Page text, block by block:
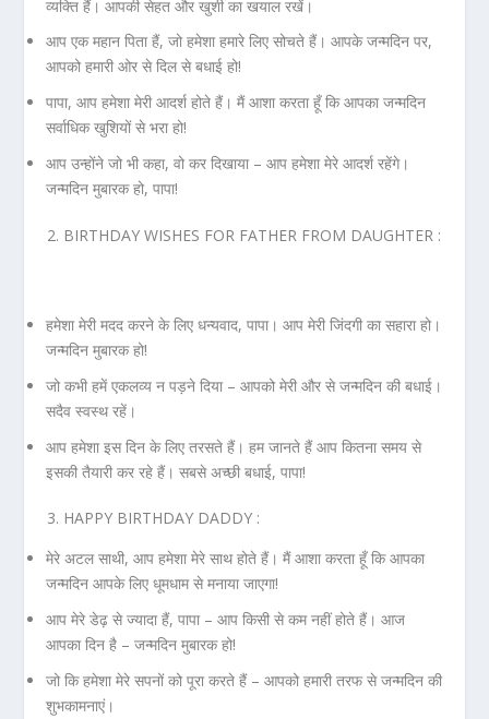
व्यक्ति हैं। आपकी सेहत और खुशी का खयाल रखें।
आप एक महान पिता हैं, जो हमेशा हमारे लिए सोचते हैं। आपके जन्मदिन पर,
आपको हमारी ओर से दिल से बधाई हो!
पापा, आप हमेशा मेरी आदर्श होते हैं। मैं आशा करता हूँ कि आपका जन्मदिन
सर्वाधिक खुशियों से भरा हो!
आप उन्‍होंने जो भी कहा, वो कर दिखाया – आप हमेशा मेरे आदर्श रहेंगे।
जन्मदिन मुबारक हो, पापा!
BIRTHDAY WISHES FOR FATHER FROM DAUGHTER :
हमेशा मेरी मदद करने के लिए धन्‍यवाद, पापा। आप मेरी जिंदगी का सहारा हो।
जन्मदिन मुबारक हो!
जो कभी हमें एकलव्य न पड़ने दिया – आपको मेरी और से जन्मदिन की बधाई।
सदैव स्वस्थ रहें।
आप हमेशा इस दिन के लिए तरसते हैं। हम जानते हैं आप कितना समय से
इसकी तैयारी कर रहे हैं। सबसे अच्छी बधाई, पापा!
HAPPY BIRTHDAY DADDY :
मेरे अटल साथी, आप हमेशा मेरे साथ होते हैं। मैं आशा करता हूँ कि आपका
जन्मदिन आपके लिए धूमधाम से मनाया जाएगा!
आप मेरे डेढ़ से ज्यादा हैं, पापा – आप किसी से कम नहीं होते हैं। आज
आपका दिन है – जन्मदिन मुबारक हो!
जो कि हमेशा मेरे सपनों को पूरा करते हैं – आपको हमारी तरफ से जन्मदिन की
शुभकामनाएं।